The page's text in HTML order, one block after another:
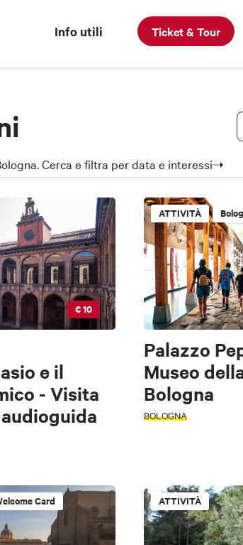
Info utili Ticket & Tour
Cerca e filtra per data e interessi➝
€ 10
e il
- Visita
ATTIVITÀ
Palazzo
Museo
Bologna
BOLOGNA
Card ATTIVITÀ